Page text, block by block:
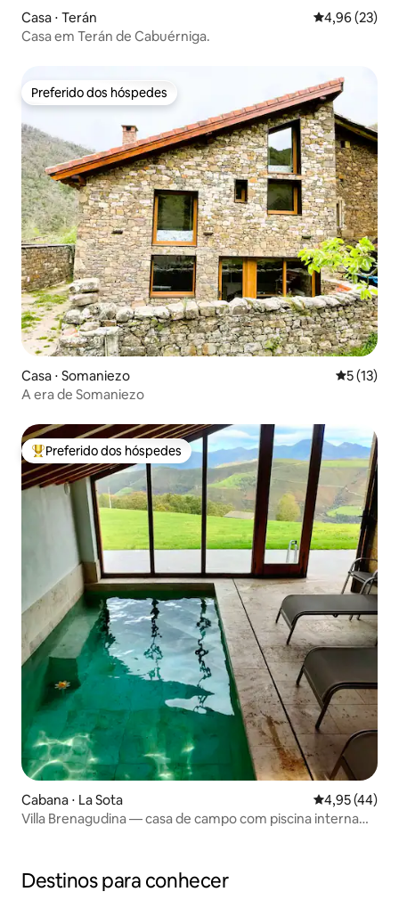
Casa ⋅ Terán 4,96 de uma
4,96 (23)
Casa em Terán de Cabuérniga.
Preferido dos hóspedes
Preferido dos hóspedes
Casa ⋅ Somaniezo 5 de uma
5 (13)
A era de Somaniezo
Entre os melhores preferidos dos hóspedes
Preferido dos hóspedes
Cabana ⋅ La Sota 4,95 de uma
4,95 (44)
Villa Brenagudina — casa de campo com piscina interna
Destinos para conhecer